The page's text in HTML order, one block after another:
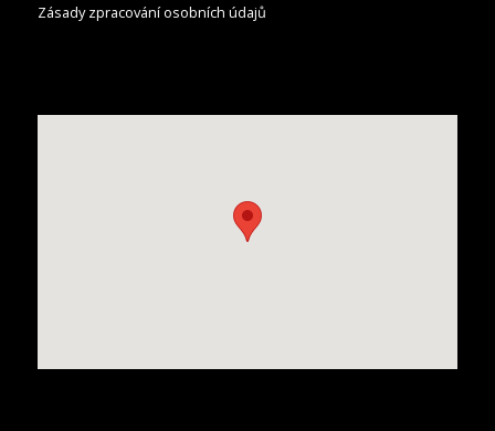
Zásady zpracování osobních údajů